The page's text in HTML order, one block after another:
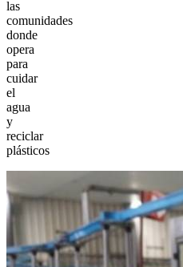
las
comunidades
donde
opera
para
cuidar
el
agua
y
reciclar
plásticos